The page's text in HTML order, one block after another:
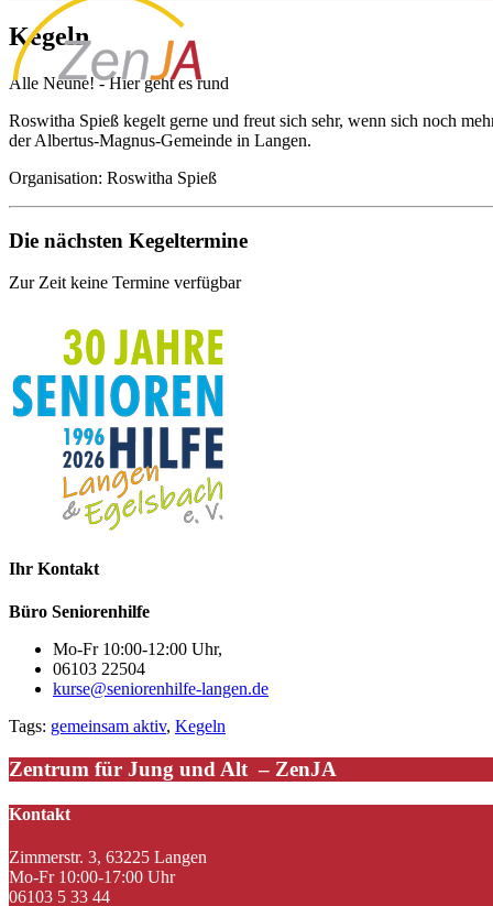
Kegeln
Alle Neune! - Hier geht es rund
Roswitha Spieß kegelt gerne und freut sich sehr, wenn sich noch
der Albertus-Magnus-Gemeinde in Langen.
Organisation: Roswitha Spieß
Die nächsten Kegeltermine
Zur Zeit keine Termine verfügbar
Ihr Kontakt
Büro Seniorenhilfe
Mo-Fr 10:00-12:00 Uhr,
06103 22504
kurse@seniorenhilfe-langen.de
Tags: gemeinsam aktiv, Kegeln
Zentrum für Jung und Alt – ZenJA
Kontakt
Zimmerstr. 3, 63225 Langen
Mo-Fr 10:00-17:00 Uhr
06103 5 33 44